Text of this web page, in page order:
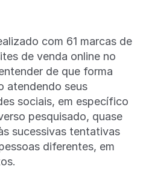
com 61 marcas de
de venda online no
de que forma
atendendo seus
sociais, em específico
pesquisado, quase
sucessivas tentativas
diferentes, em